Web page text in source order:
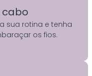
cabo
sua rotina e tenha
os fios.